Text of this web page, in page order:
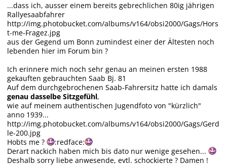
...dass ich, ausser einem bereits gebrechlichen 80ig jährigen
Rallyesaabfahrer
http://img.photobucket.com/albums/v164/obsi2000/Gags/Hors
t-me-Fragez.jpg
aus der Gegend um Bonn zumindest einer der Ältesten noch
lebenden hier im Forum bin ?
Ich erinnere mich noch sehr genau an meinen ersten 1988
gekauften gebrauchten Saab Bj. 81
Auf dem durchgebrochenen Saab-Fahrersitz hatte ich damals
genau dasselbe Sitzgefühl,
wie auf meinem authentischen Jugendfoto von "kürzlich"
anno 1939...
http://img.photobucket.com/albums/v164/obsi2000/Gags/Gerd
le-200.jpg
Hobts me ?
:redface:
Derart nackich haben mich bis dato nur wenige gesehen...
Deshalb sorry liebe anwesende, evtl. schockierte ? Damen !